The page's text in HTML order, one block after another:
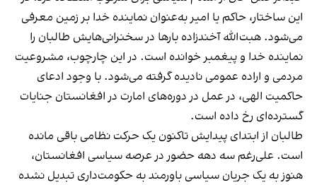
این ساختار، حاکم یا امیر به‌عنوان نماینده خدا بر زمین معرفی
می‌شود. هبت‌الله آخندزاده بارها در سخنرانی‌هایش طالبان را
نماینده خدا و پیغمبر خوانده است. در این چارچوب، مشروعیت
مردمی و اراده عمومی نادیده گرفته می‌شود. با وجود ادعای
حاکمیت الهی، در عمل در دوره‌های امارت در افغانستان جنایات
گسترده‌ای رخ داده است.
طالبان از ابتدای پیدایش تاکنون یک حرکت نظامی باقی مانده
است. علی‌رغم سه دهه حضور در عرصه سیاسی افغانستان،
هنوز به یک جریان سیاسی باورمند به حکومت‌داری تبدیل نشده